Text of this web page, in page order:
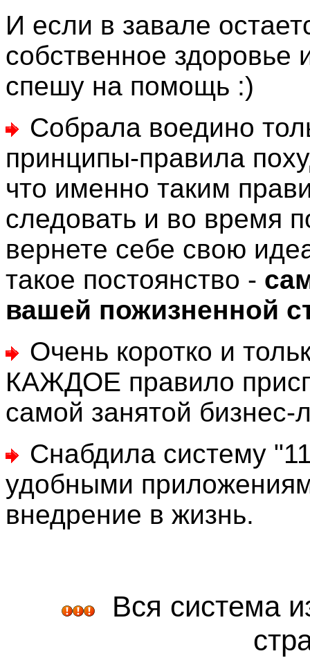
И если в завале
собственное здоровье
спешу на помощь :)
Собрала воедино
принципы-правила
что именно таким
следовать и во время
вернете себе свою
такое постоянство -
вашей пожизненной
Очень коротко и
КАЖДОЕ правило
самой занятой бизнес-
Снабдила систему
удобными
внедрение в жизнь.
Вся система